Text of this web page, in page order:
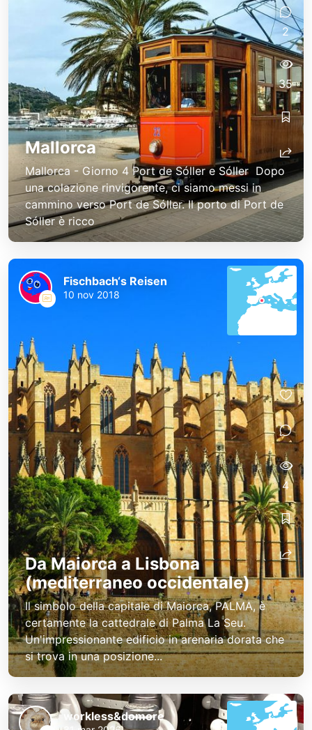
Mallorca
Mallorca - Giorno 4 Port de Sóller e Sóller Dopo
una colazione rinvigorente, ci siamo messi in
cammino verso Port de Sóller. Il porto di Port de
Sóller è ricco
2
35
Da Maiorca a Lisbona
(mediterraneo occidentale)
Il simbolo della capitale di Maiorca, PALMA, è
certamente la cattedrale di Palma La Seu.
Un'impressionante edificio in arenaria dorata che
si trova in una posizione...
Fischbach‘s Reisen
10 nov 2018
4
workless&domore